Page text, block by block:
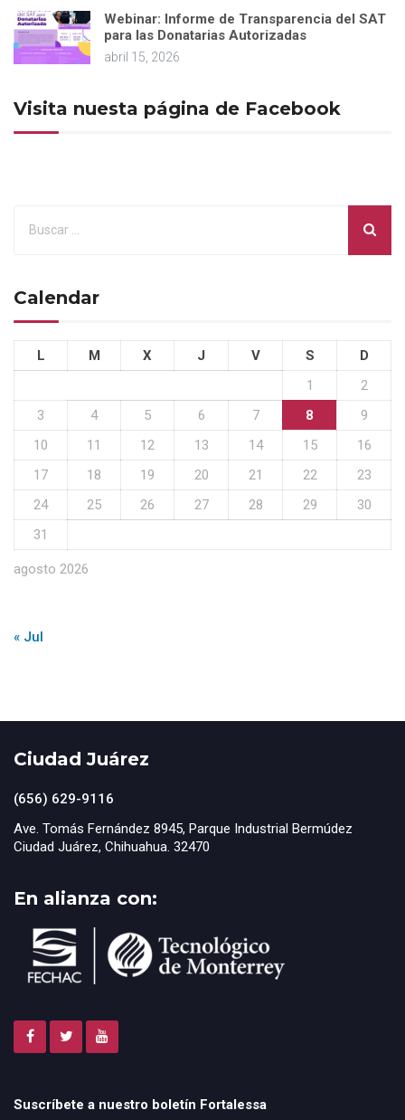
Webinar: Informe de Transparencia del SAT
para las Donatarias Autorizadas
abril 15, 2026
Visita nuesta página de Facebook
Calendar
agosto 2026
L M X J V S
D
1
2
3
4 5 6 7 8
9
10
11 12 13 14 15
16
17
18 19 20 21 22
23
24
25 26 27 28 29
30
31
« Jul
Ciudad Juárez
(656) 629-9116
Ave. Tomás Fernández 8945, Parque Industrial Bermúdez
Ciudad Juárez, Chihuahua. 32470
En alianza con:
Suscríbete a nuestro boletín Fortalessa